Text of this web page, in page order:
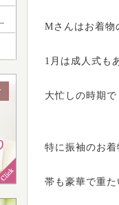
Mさんはお着物
1月は成人式も
大忙しの時期で
特に振袖のお着
帯も豪華で重た